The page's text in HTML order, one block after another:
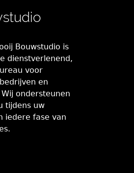
Bouwstudio is
dienstverlenend,
voor
en
ondersteunen
tijdens uw
iedere fase van